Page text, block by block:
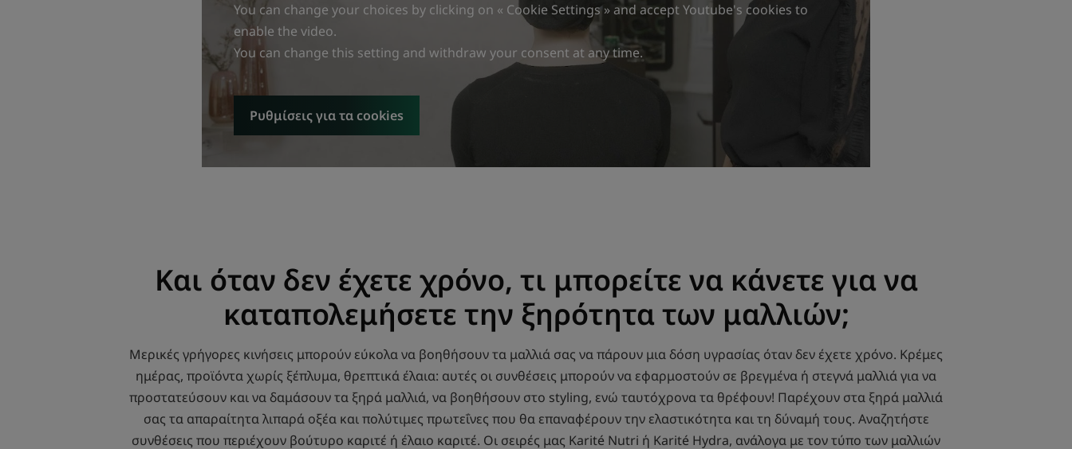
You can change your choices by clicking on « Cookie Settings » and accept Youtube's cookies to
enable the video.
You can change this setting and withdraw your consent at any time.
Ρυθμίσεις για τα cookies
Και όταν δεν έχετε χρόνο, τι μπορείτε να κάνετε για να
καταπολεμήσετε την ξηρότητα των μαλλιών;
Μερικές γρήγορες κινήσεις μπορούν εύκολα να βοηθήσουν τα μαλλιά σας να πάρουν μια δόση υγρασίας όταν δεν έχετε χρόνο. Κρέμες
ημέρας, προϊόντα χωρίς ξέπλυμα, θρεπτικά έλαια: αυτές οι συνθέσεις μπορούν να εφαρμοστούν σε βρεγμένα ή στεγνά μαλλιά για να
προστατεύσουν και να δαμάσουν τα ξηρά μαλλιά, να βοηθήσουν στο styling, ενώ ταυτόχρονα τα θρέφουν! Παρέχουν στα ξηρά μαλλιά
σας τα απαραίτητα λιπαρά οξέα και πολύτιμες πρωτεΐνες που θα επαναφέρουν την ελαστικότητα και τη δύναμή τους. Αναζητήστε
συνθέσεις που περιέχουν βούτυρο καριτέ ή έλαιο καριτέ. Οι σειρές μας Karité Nutri ή Karité Hydra, ανάλογα με τον τύπο των μαλλιών